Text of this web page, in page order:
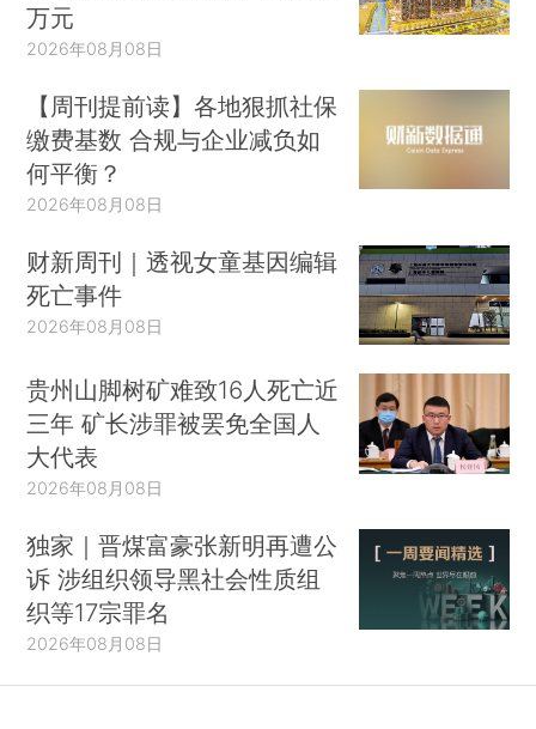
万元
2026年08月08日
【周刊提前读】各地狠抓社保
缴费基数 合规与企业减负如
何平衡？
2026年08月08日
财新周刊｜透视女童基因编辑
死亡事件
2026年08月08日
贵州山脚树矿难致16人死亡近
三年 矿长涉罪被罢免全国人
大代表
2026年08月08日
独家｜晋煤富豪张新明再遭公
诉 涉组织领导黑社会性质组
织等17宗罪名
2026年08月08日